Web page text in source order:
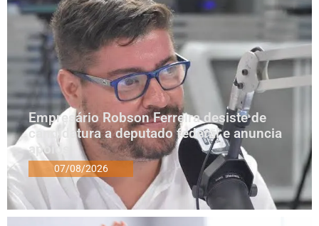
Empresário Robson Ferreira desiste de
candidatura a deputado federal e anuncia
apoios
07/08/2026